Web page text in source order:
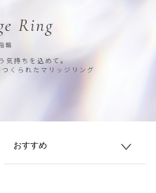
Ring
輪
気持ちを込めて。
くられたマリッジリング